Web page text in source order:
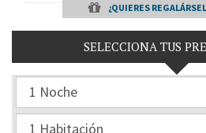
¿QUIERES
SELECCIONA TUS